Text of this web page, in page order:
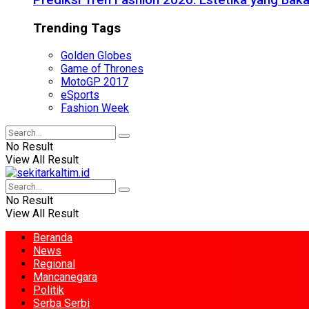
Trending Tags
Golden Globes
Game of Thrones
MotoGP 2017
eSports
Fashion Week
No Result
View All Result
No Result
View All Result
Beranda
News
Regional
Mancanegara
Politik
Serba Serbi